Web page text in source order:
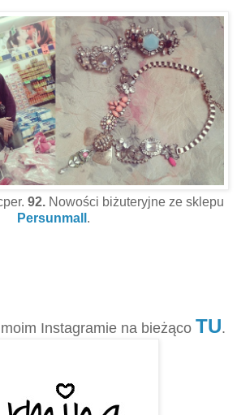
92. Nowości biżuteryjne ze sklepu
Persunmall .
Instagramie na bieżąco TU.